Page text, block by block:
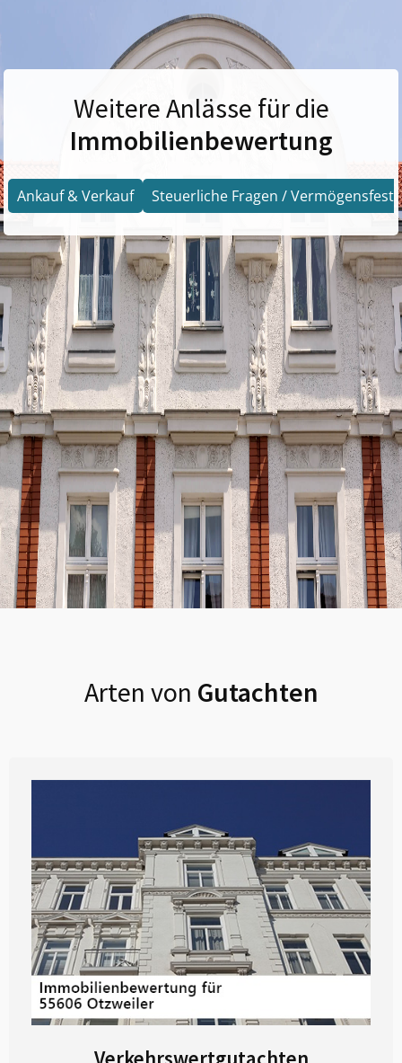
Weitere Anlässe für die
Immobilienbewertung
Ankauf & Verkauf Steuerliche Fragen /
Arten von Gutachten